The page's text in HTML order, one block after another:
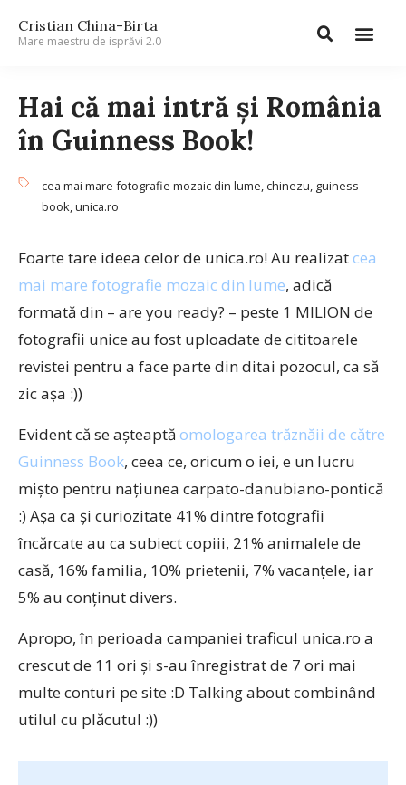
Cristian China-Birta
Mare maestru de isprăvi 2.0
Hai că mai intră şi România
în Guinness Book!
cea mai mare fotografie mozaic din lume, chinezu, guiness
book,unica.ro
Foarte tare ideea celor de unica.ro! Au realizatcea
mai mare fotografie mozaic din lume, adică
formată din – are you ready? – peste 1 MILION de
fotografii unice au fost uploadate de cititoarele
revistei pentru a face parte din ditai pozocul, ca să
zic aşa :))
Evident că se aşteaptă omologarea trăznăii de către
Guinness Book, ceea ce, oricum o iei, e un lucru
mişto pentru naţiunea carpato-danubiano-pontică
:) Aşa ca şi curiozitate 41% dintre fotografii
încărcate au ca subiect copiii, 21% animalele de
casă, 16% familia, 10% prietenii, 7% vacanţele, iar
5% au conţinut divers.
Apropo, în perioada campaniei traficul unica.ro a
crescut de 11 ori şi s-au înregistrat de 7 ori mai
multe conturi pe site :D Talking about combinând
utilul cu plăcutul :))